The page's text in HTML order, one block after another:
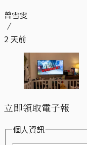
曾雪雯
2 天前
立即領取電子報
個人資訊